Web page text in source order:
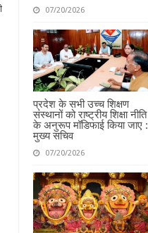
07/20/2026
प्रदेश के सभी उच्च शिक्षण
संस्थानों को राष्ट्रीय शिक्षा नीति
के अनुरूप मॉडिफाई किया जाए :
मुख्य सचिव
07/20/2026